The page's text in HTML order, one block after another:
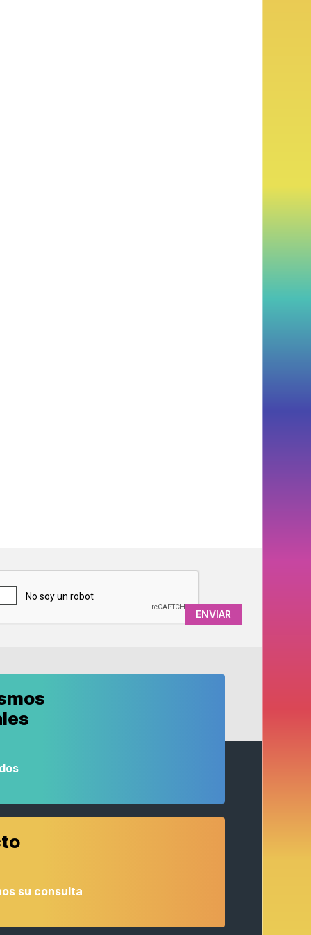
su consulta